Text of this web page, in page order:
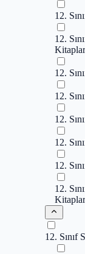
12.
12.
Kitaplar
12.
12.
12.
12.
12.
12.
Kitaplar
12. Sınıf